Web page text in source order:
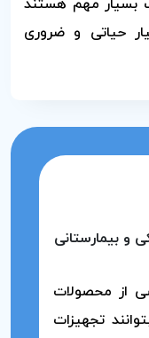
بسیار مهم هستند
حیاتی و ضروری
و بیمارستانی
از محصولات
تجهیزات